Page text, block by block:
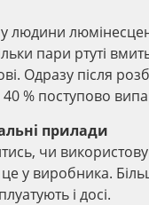
людини
пари ртуті
Одразу після
% поступово
прилади
чи
це у виробника.
і досі.